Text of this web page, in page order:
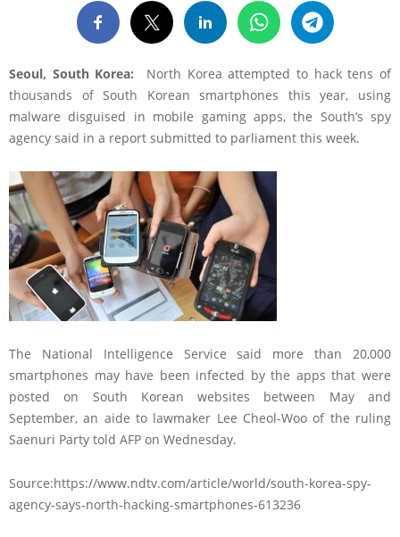
Seoul, South Korea:
North Korea attempted to hack tens of
thousands of South Korean smartphones this year, using
malware disguised in mobile gaming apps, the South’s spy
agency said in a report submitted to parliament this week.
The National Intelligence Service said more than 20,000
smartphones may have been infected by the apps that were
posted on South Korean websites between May and
September, an aide to lawmaker Lee Cheol-Woo of the ruling
Saenuri Party told AFP on Wednesday.
Source:https://www.ndtv.com/article/world/south-korea-spy-
agency-says-north-hacking-smartphones-613236